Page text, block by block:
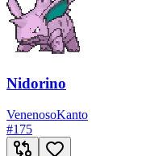
Nidorino
VenenosoKanto
#175